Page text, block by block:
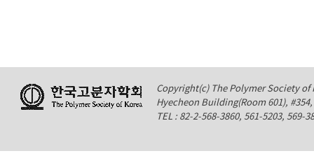
Copyright(c) The Polymer Society of
Hyecheon Building(Room 601),
TEL : 82-2-568-3860, 561-5203,